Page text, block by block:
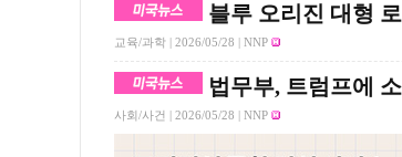
블루 오리진 대형
교육/과학 | 2026/05/28 | NNP
법무부, 트럼프에
사회/사건 | 2026/05/28 | NNP